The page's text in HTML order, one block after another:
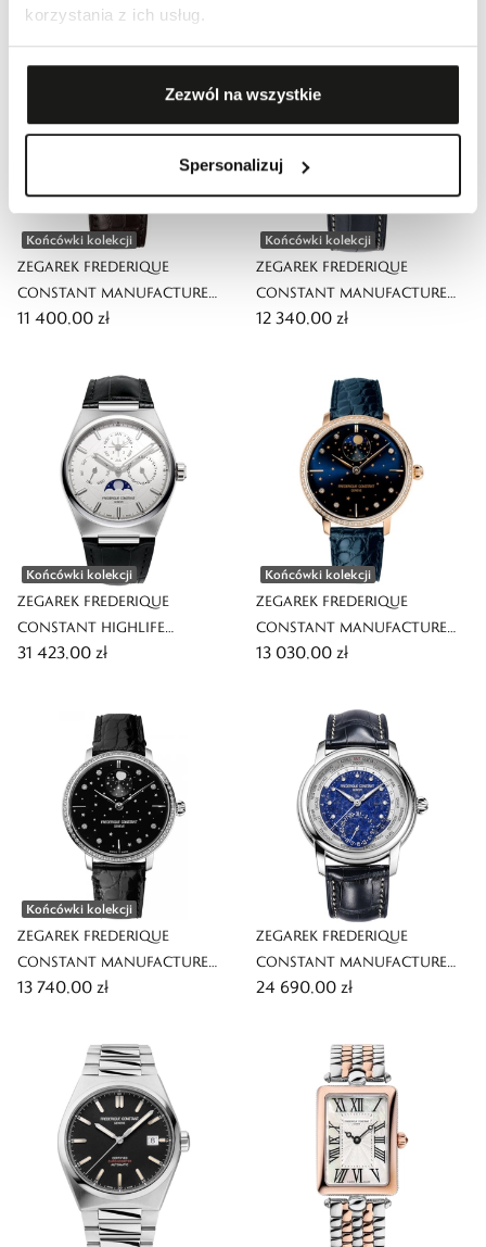
korzystania z ich usług.
Zezwól na wszystkie
Spersonalizuj
Końcówki kolekcji
ZEGAREK FREDERIQUE
CONSTANT MANUFACTURE
SLIMLINE POWER RESERVE
11 400,00 zł
Końcówki kolekcji
ZEGAREK FREDERIQUE
CONSTANT MANUFACTURE
CLASSIC FLYBACK
12 340,00 zł
Końcówki kolekcji
ZEGAREK FREDERIQUE
CONSTANT HIGHLIFE
PERPETUAL CALENDAR
31 423,00 zł
Końcówki kolekcji
ZEGAREK FREDERIQUE
CONSTANT MANUFACTURE
SLIMLINE MOONPHASE STARS
13 030,00 zł
Końcówki kolekcji
ZEGAREK FREDERIQUE
CONSTANT MANUFACTURE
SLIMLINE MOONPHASE STARS
13 740,00 zł
ZEGAREK FREDERIQUE
CONSTANT MANUFACTURE
CLASSIC WORLDTIMER
24 690,00 zł